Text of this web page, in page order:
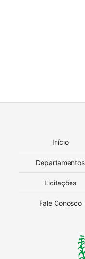
Início
Departamentos
Licitações
Fale Conosco